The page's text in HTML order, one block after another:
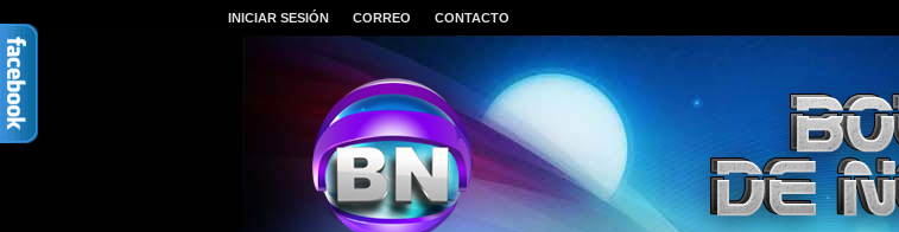
INICIAR SESIÓN CORREO CONTACTO